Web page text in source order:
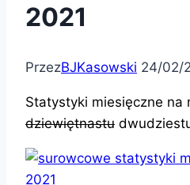
2021
PrzezBJKasowski 24/02/
Statystyki miesięczne na
dziewiętnastu